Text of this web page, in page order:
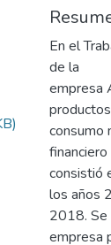
En el
de la
empresa
consumo
financiero
consistió
los años
2018. Se
empresa